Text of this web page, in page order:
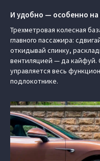
И удобно — особенно на
Трехметровая колесная
главного пассажира:
откидывай спинку,
вентиляцией — да кайфуй.
управляется весь
подлокотнике.